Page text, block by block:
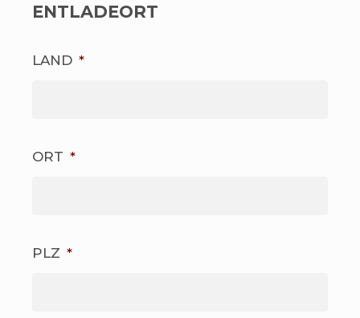
ENTLADEORT
LAND *
ORT *
PLZ *